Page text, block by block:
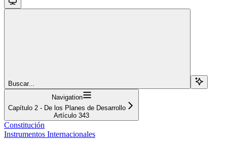
Buscar...
Navigation
Capítulo 2 - De los Planes de Desarrollo
Artículo 343
Constitución
Instrumentos Internacionales